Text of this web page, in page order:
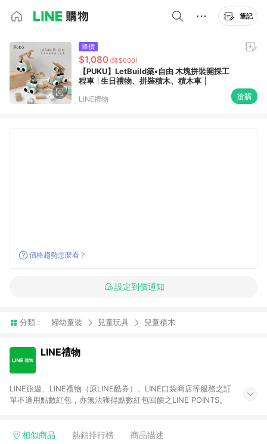
筆記
降價
$1,080 (降$600)
【PUKU】LetBuild築•自由 木塊拼裝開採工
程車 │生日禮物、拼裝積木、積木車 │
LINE禮物 搶購
價格趨勢怎麼看？
設定到價通知
分類： 婦幼童裝 兒童玩具 兒童積木
LINE禮物
LINE旅遊、LINE禮物（原LINE酷券）、LINE口袋商店等服務之訂
單不適用點數紅包，亦無法獲得點數紅包回饋之LINE POINTS。
相似商品 熱銷排行榜 商品描述